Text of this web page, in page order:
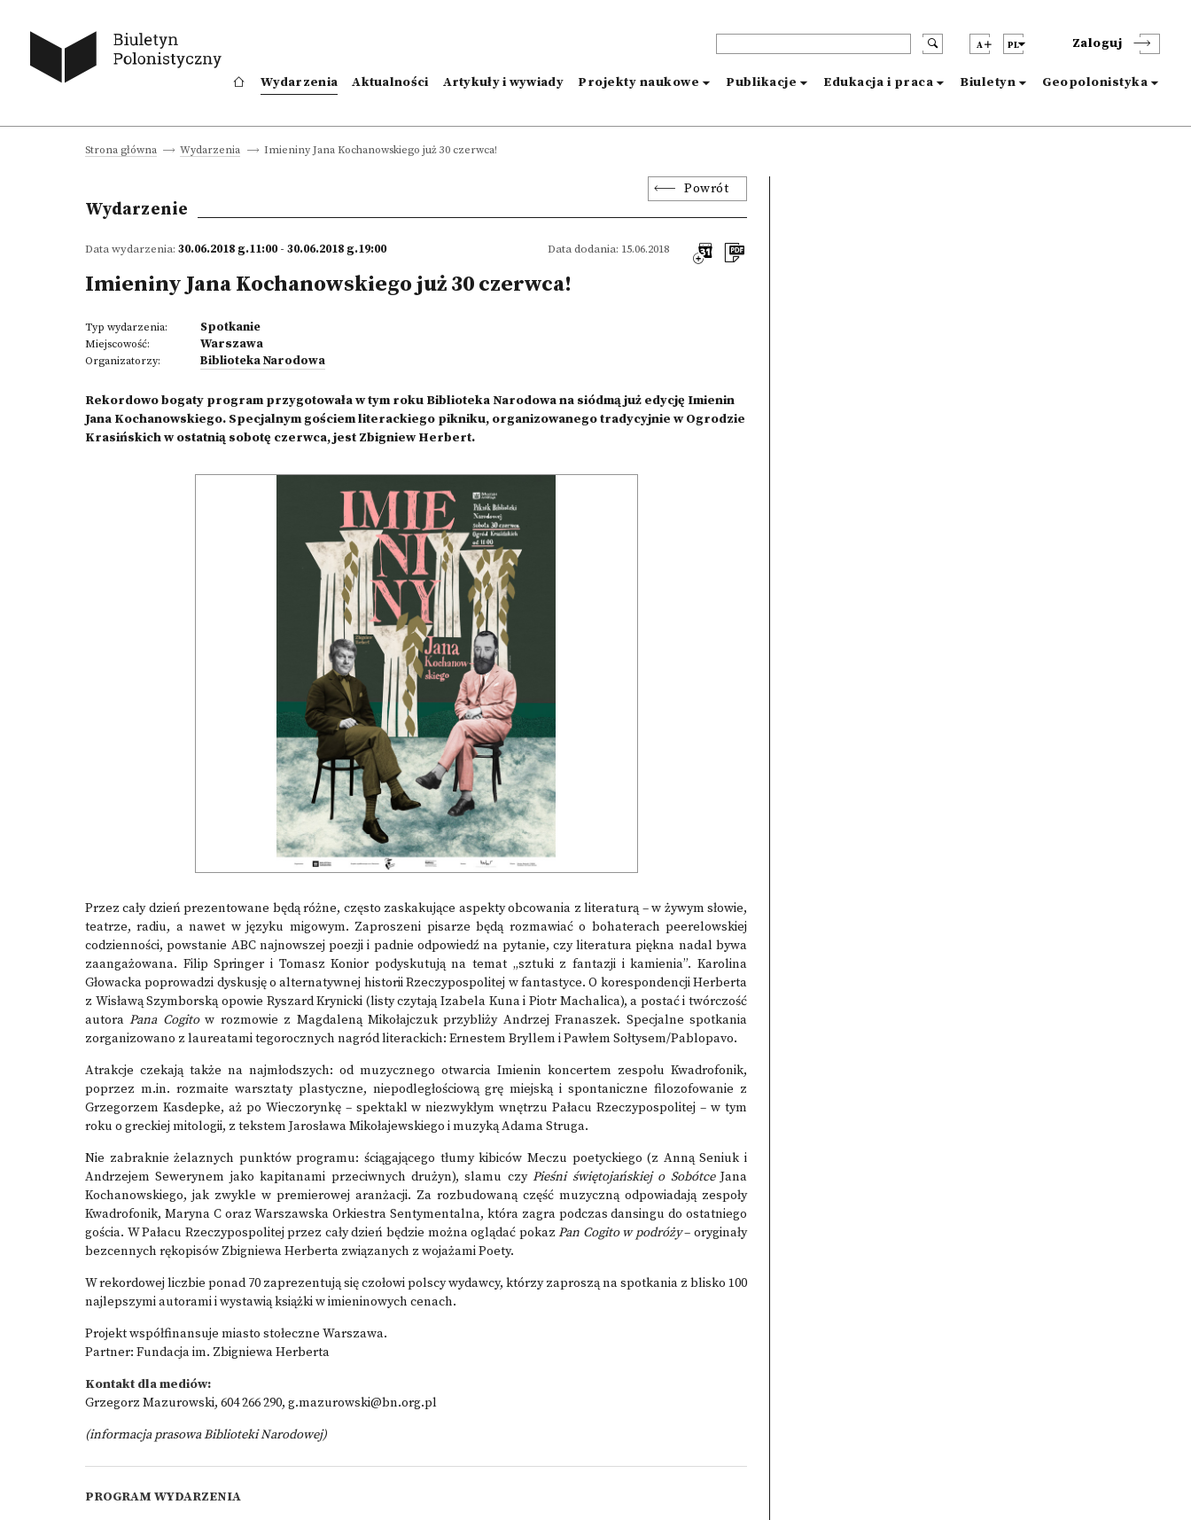
A PL Zaloguj
Wydarzenia Aktualności Artykuły i wywiady Projekty naukowe Publikacje Edukacja i praca Biuletyn Geopolonistyka
Strona główna Wydarzenia Imieniny Jana Kochanowskiego już 30 czerwca!
Powrót
Wydarzenie
Data wydarzenia: 30.06.2018 g.11:00 - 30.06.2018 g.19:00 Data dodania: 15.06.2018
Imieniny Jana Kochanowskiego już 30 czerwca!
Typ wydarzenia: Spotkanie
Miejscowość: Warszawa
Organizatorzy: Biblioteka Narodowa
Rekordowo bogaty program przygotowała w tym roku Biblioteka Narodowa na siódmą już edycję Imienin
Jana Kochanowskiego. Specjalnym gościem literackiego pikniku, organizowanego tradycyjnie w Ogrodzie
Krasińskich w ostatnią sobotę czerwca, jest Zbigniew Herbert.
Przez cały dzień prezentowane będą różne, często zaskakujące aspekty obcowania z literaturą – w żywym słowie,
teatrze, radiu, a nawet w języku migowym. Zaproszeni pisarze będą rozmawiać o bohaterach peerelowskiej
codzienności, powstanie ABC najnowszej poezji i padnie odpowiedź na pytanie, czy literatura piękna nadal bywa
zaangażowana. Filip Springer i Tomasz Konior podyskutują na temat „sztuki z fantazji i kamienia”. Karolina
Głowacka poprowadzi dyskusję o alternatywnej historii Rzeczypospolitej w fantastyce. O korespondencji Herberta
z Wisławą Szymborską opowie Ryszard Krynicki (listy czytają Izabela Kuna i Piotr Machalica), a postać i twórczość
autoraPana Cogitow rozmowie z Magdaleną Mikołajczuk przybliży Andrzej Franaszek. Specjalne spotkania
zorganizowano z laureatami tegorocznych nagród literackich: Ernestem Bryllem i Pawłem Sołtysem/Pablopavo.
Atrakcje czekają także na najmłodszych: od muzycznego otwarcia Imienin koncertem zespołu Kwadrofonik,
poprzez m.in. rozmaite warsztaty plastyczne, niepodległościową grę miejską i spontaniczne filozofowanie z
Grzegorzem Kasdepke, aż po Wieczorynkę – spektakl w niezwykłym wnętrzu Pałacu Rzeczypospolitej – w tym
roku o greckiej mitologii, z tekstem Jarosława Mikołajewskiego i muzyką Adama Struga.
Nie zabraknie żelaznych punktów programu: ściągającego tłumy kibiców Meczu poetyckiego (z Anną Seniuk i
Andrzejem Sewerynem jako kapitanami przeciwnych drużyn), slamu czyPieśni świętojańskiej o SobótceJana
Kochanowskiego, jak zwykle w premierowej aranżacji. Za rozbudowaną część muzyczną odpowiadają zespoły
Kwadrofonik, Maryna C oraz Warszawska Orkiestra Sentymentalna, która zagra podczas dansingu do ostatniego
gościa. W Pałacu Rzeczypospolitej przez cały dzień będzie można oglądać pokazPan Cogito w podróży– oryginały
bezcennych rękopisów Zbigniewa Herberta związanych z wojażami Poety.
W rekordowej liczbie ponad 70 zaprezentują się czołowi polscy wydawcy, którzy zaproszą na spotkania z blisko 100
najlepszymi autorami i wystawią książki w imieninowych cenach.
Projekt współfinansuje miasto stołeczne Warszawa.
Partner: Fundacja im. Zbigniewa Herberta
Kontakt dla mediów:
Grzegorz Mazurowski, 604 266 290, g.mazurowski@bn.org.pl
(informacja prasowa Biblioteki Narodowej)
PROGRAM WYDARZENIA